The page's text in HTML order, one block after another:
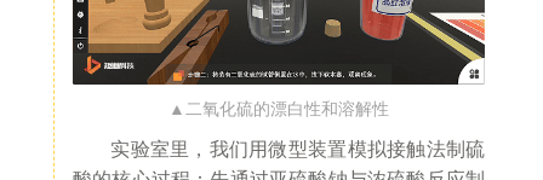
▲二氧化硫的漂白性和溶解性
实验室里，我们用微型装置模拟接触法制硫